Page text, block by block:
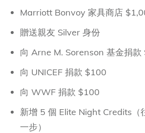
World of Hyatt 凱悅天地積分兌
新！漲幅高達 67%，4 招鎖定現行
World of Hyatt 凱悅天地會籍等
者、冒險家、環球客的福利差距有
【2026 限時】GrabVIP 用戶只需
級 IHG One Rewards 白金卡完整
IHG One Rewards 會籍完整指南
進階獎賞與洲際大使計畫全解析
Marriott Bonvoy 家具商店
贈送親友 Silver 身份
向 Arne M. Sorenson 基金捐款
向 UNICEF 捐款 $100
向 WWF 捐款 $100
新增 5 個 Elite Night Credits（
一步）